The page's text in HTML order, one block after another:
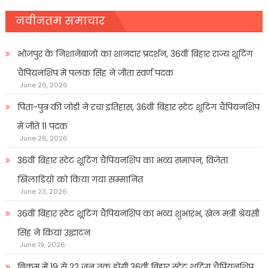
नवीनतम समाचार
भोजपुर के निशानेबाजों का शानदार प्रदर्शन, 36वीं बिहार राज्य शूटिंग
चैंपियनशिप में पलक सिंह ने जीता स्वर्ण पदक
June 26, 2026
पिता-पुत्र की जोड़ी ने रचा इतिहास, 36वीं बिहार स्टेट शूटिंग चैंपियनशिप
में जीते 11 पदक
June 26, 2026
36वीं बिहार स्टेट शूटिंग चैंपियनशिप का भव्य समापन, विजेता
खिलाडिय़ों को किया गया सम्मानित
June 23, 2026
36वीं बिहार स्टेट शूटिंग चैंपियनशिप का भव्य शुभारंभ, खेल मंत्री श्रेयसी
सिंह ने किया उद्घाटन
June 19, 2026